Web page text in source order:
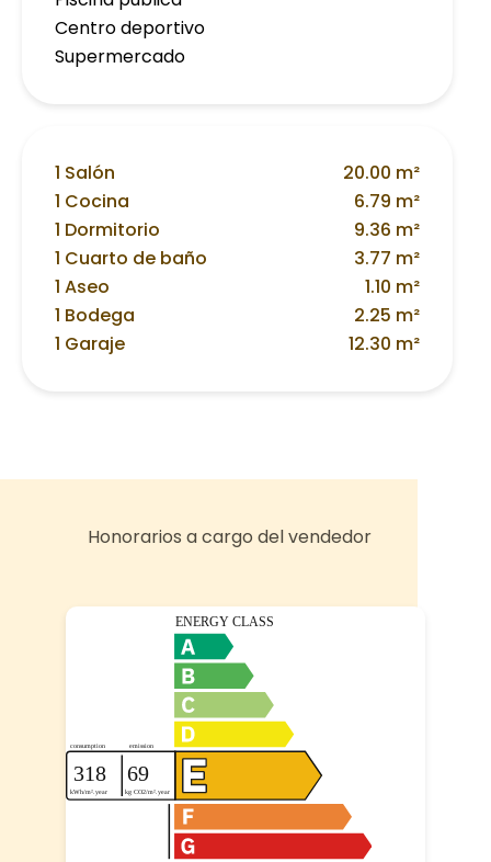
Centro deportivo
Supermercado
1 Salón
20.00 m²
1 Cocina
6.79 m²
1 Dormitorio
9.36 m²
1 Cuarto de baño
3.77 m²
1 Aseo
1.10 m²
1 Bodega
2.25 m²
1 Garaje
12.30 m²
Honorarios a cargo del vendedor